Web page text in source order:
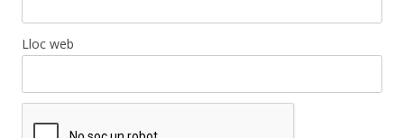
Lloc web